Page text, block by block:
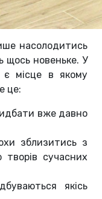
насолодитись
щось новеньке. У
є місце в якому
це:
вже давно
зблизитись з
сучасних
якісь